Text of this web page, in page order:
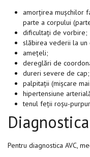
amorțirea mușchilor
parte a corpului
dificultați de vorbire;
slăbirea vederii la un
amețeli;
dereglări de
dureri severe de cap;
palpitații (mișcare
hipertensiune
tenul feții roșu-
Diagnostica
Pentru diagnostica AVC,